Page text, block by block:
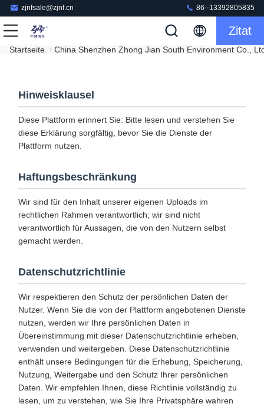
zjnfsale@zjnf.cn 86--13392805835
Zitat
Startseite China Shenzhen Zhong Jian South Environment Co.,
Hinweisklausel
Diese Plattform erinnert Sie: Bitte lesen und verstehen Sie
diese Erklärung sorgfältig, bevor Sie die Dienste der
Plattform nutzen.
Haftungsbeschränkung
Wir sind für den Inhalt unserer eigenen Uploads im
rechtlichen Rahmen verantwortlich; wir sind nicht
verantwortlich für Aussagen, die von den Nutzern selbst
gemacht werden.
Datenschutzrichtlinie
Wir respektieren den Schutz der persönlichen Daten der
Nutzer. Wenn Sie die von der Plattform angebotenen Dienste
nutzen, werden wir Ihre persönlichen Daten in
Übereinstimmung mit dieser Datenschutzrichtlinie erheben,
verwenden und weitergeben. Diese Datenschutzrichtlinie
enthält unsere Bedingungen für die Erhebung, Speicherung,
Nutzung, Weitergabe und den Schutz Ihrer persönlichen
Daten. Wir empfehlen Ihnen, diese Richtlinie vollständig zu
lesen, um zu verstehen, wie Sie Ihre Privatsphäre wahren